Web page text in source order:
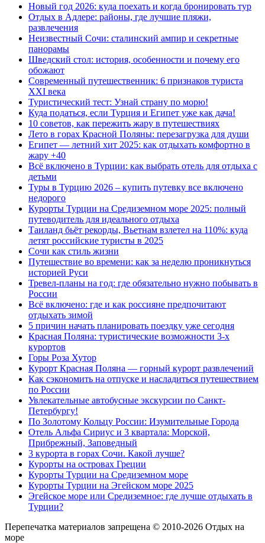
Новый год 2026: куда поехать и когда бронировать тур
Отдых в Адлере: районы, где лучшие пляжи,
развлечения
Неизвестный Сочи: сталинский ампир и секретные
панорамы
Шведский стол: история, особенности и почему его
обожают
Современный путешественник: 6 признаков туриста
XXI века
Туристический тест: Узнай страну по морю!
Куда податься, если Турция и Египет уже как дача!
10 советов, как пережить жару в путешествиях
Лето в горах Красной Поляны: перезагрузка для души
Египет — летний хит 2025: как отдыхать комфортно в
жару +40
Всё включено в Турции: как выбрать отель для отдыха с
детьми
Туры в Турцию 2026 – купить путевку все включено
недорого
Курорты Турции на Средиземном море 2025: полный
путеводитель для идеального отдыха
Таиланд бьёт рекорды, Вьетнам взлетел на 110%: куда
летят российские туристы в 2025
Сочи как стиль жизни
Путешествие во времени: как за неделю проникнуться
историей Руси
Тревел-планы на год: где обязательно нужно побывать в
России
Всё включено: где и как россияне предпочитают
отдыхать зимой
5 причин начать планировать поездку уже сегодня
Красная Поляна: туристические возможности 3-х
курортов
Горы Роза Хутор
Курорт Красная Поляна — горный курорт развлечений
Как сэкономить на отпуске и насладиться путешествием
по России
Увлекательные автобусные экскурсии по Санкт-
Петербургу!
По Золотому Кольцу России: Изумительные Города
Отель Альфа Сириус и 3 квартала: Морской,
Прибрежный, Заповедный
3 курорта в горах Сочи. Какой лучше?
Курорты на островах Греции
Курорты Турции на Средиземном море
Курорты Турции на Эгейском море 2025
Эгейское море или Средиземное: где лучше отдыхать в
Турции?
Перепечатка материалов запрещена © 2010-2026 Отдых на
море